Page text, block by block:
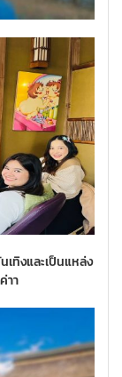
ทิงและเป็นแหล่ง
ค่าา